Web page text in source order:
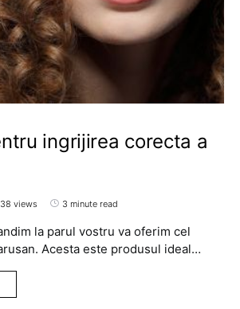
ingrijirea corecta a
views 3 minute read
la parul vostru va oferim cel
Acesta este produsul ideal…